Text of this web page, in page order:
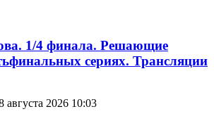
1/4 финала. Решающие
сериях. Трансляции
августа 2026 10:03